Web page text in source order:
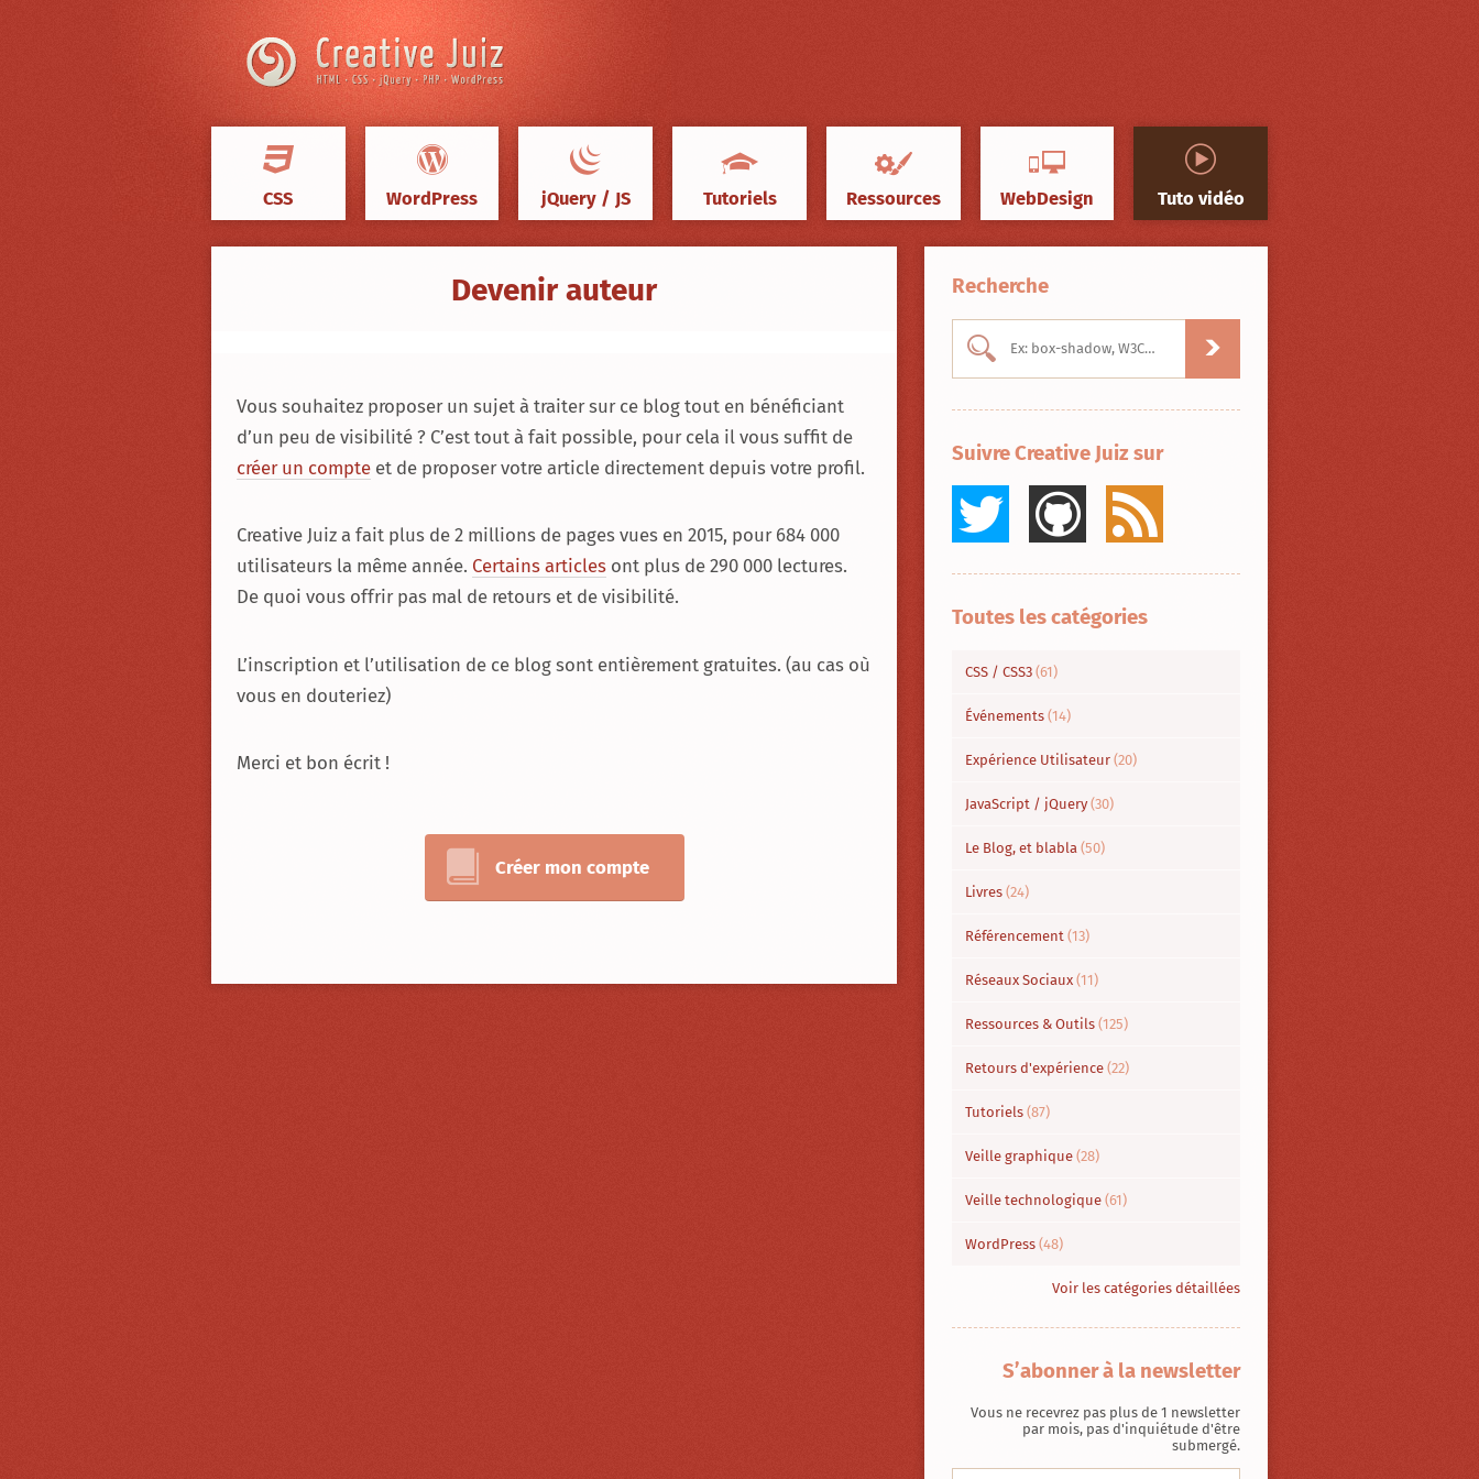
CSS WordPress jQuery / JS Tutoriels Ressources WebDesign Tuto vidéo
Devenir auteur
Vous souhaitez proposer un sujet à traiter sur ce blog tout en bénéficiant
d’un peu de visibilité ? C’est tout à fait possible, pour cela il vous suffit de
créer un compte et de proposer votre article directement depuis votre profil.
Creative Juiz a fait plus de 2 millions de pages vues en 2015, pour 684 000
utilisateurs la même année. Certains articles ont plus de 290 000 lectures.
De quoi vous offrir pas mal de retours et de visibilité.
L’inscription et l’utilisation de ce blog sont entièrement gratuites. (au cas où
vous en douteriez)
Merci et bon écrit !
Créer mon compte
Recherche
Suivre Creative Juiz sur
Toutes les catégories
CSS / CSS3 (61)
Événements (14)
Expérience Utilisateur (20)
JavaScript / jQuery (30)
Le Blog, et blabla (50)
Livres (24)
Référencement (13)
Réseaux Sociaux (11)
Ressources & Outils (125)
Retours d'expérience (22)
Tutoriels (87)
Veille graphique (28)
Veille technologique (61)
WordPress (48)
Voir les catégories détaillées
S’abonner à la newsletter
Vous ne recevrez pas plus de 1 newsletter
par mois, pas d'inquiétude d'être
submergé.